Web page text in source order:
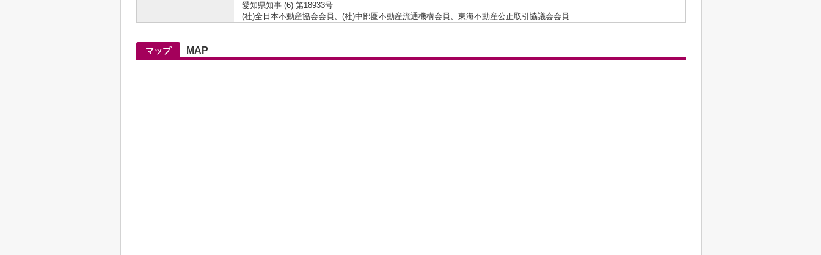
愛知県知事 (6) 第18933号
(社)全日本不動産協会会員、(社)中部圏不動産流通機構会員、東海不動産公正取引協議会会員
マップ MAP